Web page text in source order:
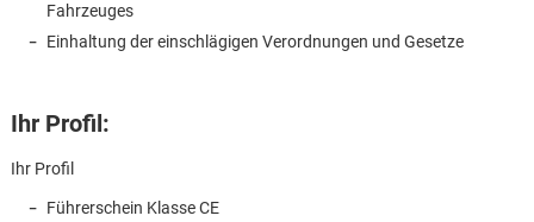
Fahrzeuges
Einhaltung der einschlägigen Verordnungen und Gesetze
Ihr Profil:
Ihr Profil
Führerschein Klasse CE